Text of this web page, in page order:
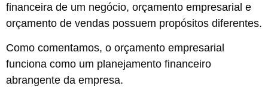
financeira de um negócio, orçamento empresarial e
orçamento de vendas possuem propósitos diferentes.
Como comentamos, o orçamento empresarial
funciona como um planejamento financeiro
abrangente da empresa.